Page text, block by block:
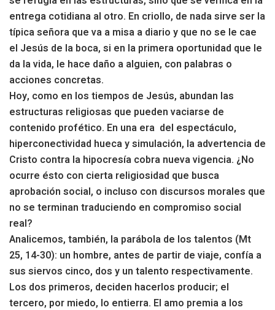
entrega cotidiana al otro. En criollo, de nada sirve ser la
típica señora que va a misa a diario y que no se le cae
el Jesús de la boca, si en la primera oportunidad que le
da la vida, le hace daño a alguien, con palabras o
acciones concretas.
Hoy, como en los tiempos de Jesús, abundan las
estructuras religiosas que pueden vaciarse de
contenido profético. En una era del espectáculo,
hiperconectividad hueca y simulación, la advertencia de
Cristo contra la hipocresía cobra nueva vigencia. ¿No
ocurre ésto con cierta religiosidad que busca
aprobación social, o incluso con discursos morales que
no se terminan traduciendo en compromiso social
real?
Analicemos, también, la parábola de los talentos (Mt
25, 14-30): un hombre, antes de partir de viaje, confía a
sus siervos cinco, dos y un talento respectivamente.
Los dos primeros, deciden hacerlos producir; el
tercero, por miedo, lo entierra. El amo premia a los